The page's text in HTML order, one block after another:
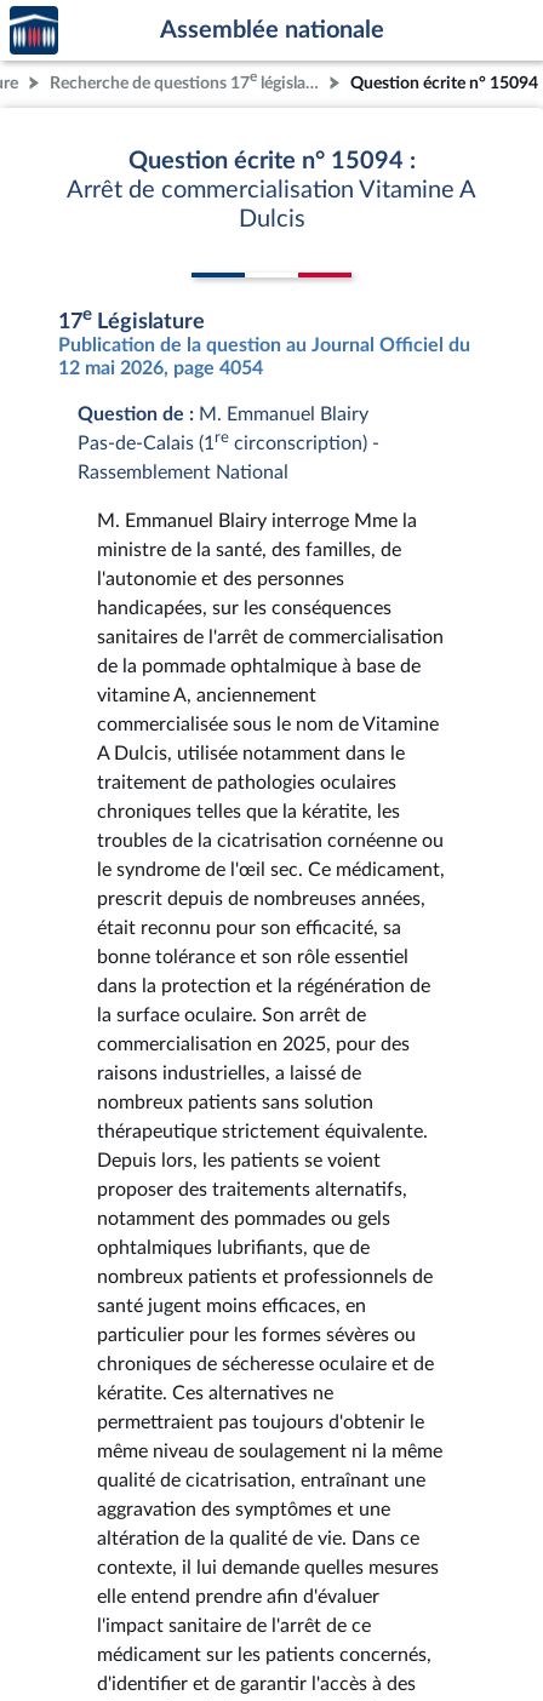
Aller au contenu
Aller en bas de la page
Accèder
à la
page
d'accueil
Assemblée nationale
Recherche de questions 17e législature Question écrite n° 15094
Question écrite n° 15094 :
Arrêt de commercialisation Vitamine A
Dulcis
17e Législature
Publication de la question au Journal Officiel du
12 mai 2026, page 4054
Question de : M. Emmanuel Blairy
Pas-de-Calais (1 re circonscription) -
Rassemblement National
M. Emmanuel Blairy interroge Mme la
ministre de la santé, des familles, de
l'autonomie et des personnes
handicapées, sur les conséquences
sanitaires de l'arrêt de commercialisation
de la pommade ophtalmique à base de
vitamine A, anciennement
commercialisée sous le nom de Vitamine
A Dulcis, utilisée notamment dans le
traitement de pathologies oculaires
chroniques telles que la kératite, les
troubles de la cicatrisation cornéenne ou
le syndrome de l'œil sec. Ce médicament,
prescrit depuis de nombreuses années,
était reconnu pour son efficacité, sa
bonne tolérance et son rôle essentiel
dans la protection et la régénération de
la surface oculaire. Son arrêt de
commercialisation en 2025, pour des
raisons industrielles, a laissé de
nombreux patients sans solution
thérapeutique strictement équivalente.
Depuis lors, les patients se voient
proposer des traitements alternatifs,
notamment des pommades ou gels
ophtalmiques lubrifiants, que de
nombreux patients et professionnels de
santé jugent moins efficaces, en
particulier pour les formes sévères ou
chroniques de sécheresse oculaire et de
kératite. Ces alternatives ne
permettraient pas toujours d'obtenir le
même niveau de soulagement ni la même
qualité de cicatrisation, entraînant une
aggravation des symptômes et une
altération de la qualité de vie. Dans ce
contexte, il lui demande quelles mesures
elle entend prendre afin d'évaluer
l'impact sanitaire de l'arrêt de ce
médicament sur les patients concernés,
d'identifier et de garantir l'accès à des